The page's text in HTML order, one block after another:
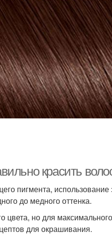
красить
пигмента, использование
до медного оттенка.
цвета, но для
для окрашивания.